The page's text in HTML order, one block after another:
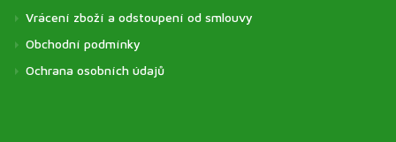
Vrácení zboží a odstoupení od smlouvy
Obchodní podmínky
Ochrana osobních údajů